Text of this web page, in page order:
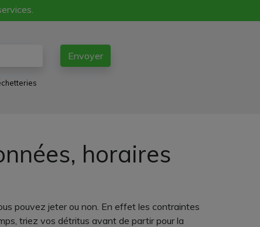
Envoyer
horaires
pouvez jeter ou non. En effet les contraintes
triez vos détritus avant de partir pour la